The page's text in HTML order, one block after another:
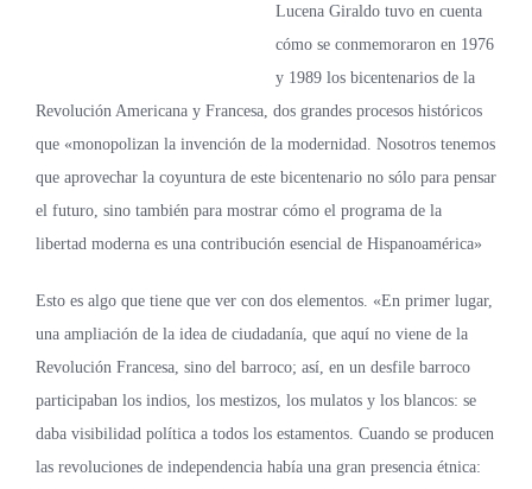
Lucena Giraldo tuvo en cuenta
cómo se conmemoraron en 1976
y 1989 los bicentenarios de la
Revolución Americana y Francesa, dos grandes procesos históricos
que «monopolizan la invención de la modernidad. Nosotros tenemos
que aprovechar la coyuntura de este bicentenario no sólo para pensar
el futuro, sino también para mostrar cómo el programa de la
libertad moderna es una contribución esencial de Hispanoamérica»
Esto es algo que tiene que ver con dos elementos. «En primer lugar,
una ampliación de la idea de ciudadanía, que aquí no viene de la
Revolución Francesa, sino del barroco; así, en un desfile barroco
participaban los indios, los mestizos, los mulatos y los blancos: se
daba visibilidad política a todos los estamentos. Cuando se producen
las revoluciones de independencia había una gran presencia étnica: